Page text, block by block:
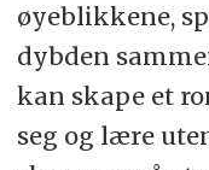
øyeblikkene,
dybden
kan skape et
seg og lære